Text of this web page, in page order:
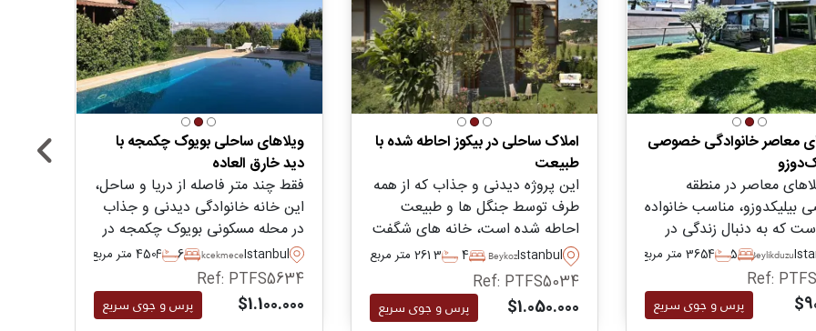
معاصر خانوادگی خصوصی
معاصر در منطقه
مناسب خانواده
که به دنبال زندگی در
طور دائم و با دسترسی
امکانات محلی، مدارس و
دیگر هستند.
Beylikduzu
5
4365 متر مربع
Ref:
پرس و جوی سریع
املاک ساحلی در بیکوز احاطه شده با
طبیعت
این پروژه دیدنی و جذاب که از همه
طرف توسط جنگل ها و طبیعت
احاطه شده است، خانه های شگفت
انگیزی را برای فروش در سواحل ریوا
در بیکوز ارائه می دهد و در اندازه
های مختلف از دو تا پنج خوابه برای
انتخاب در دسترس میباشد.
Istanbul
Beykoz
4
3261 متر مربع
Ref: PTFS5034
$1.050.000 پرس و جوی سریع
ویلاهای ساحلی بویوک چکمجه با
دید خارق العاده
فقط چند متر فاصله از دریا و ساحل،
این خانه خانوادگی دیدنی و جذاب
در محله مسکونی بویوک چکمجه در
استانبول برای فروش میباشد و
دارای باغ سبز خصوصی و دسترسی
مشترک به استخر است.
Istanbul
Buyukcekmece
6
4450 متر مربع
Ref: PTFS5634
$1.100.000 پرس و جوی سریع